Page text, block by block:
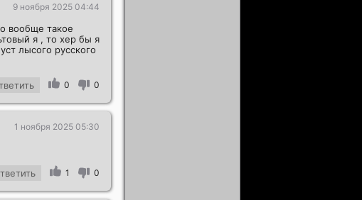
9 ноября 2025 04:44
вообще такое
я , то хер бы я
лысого русского
0 0
1 ноября 2025 05:30
1 0